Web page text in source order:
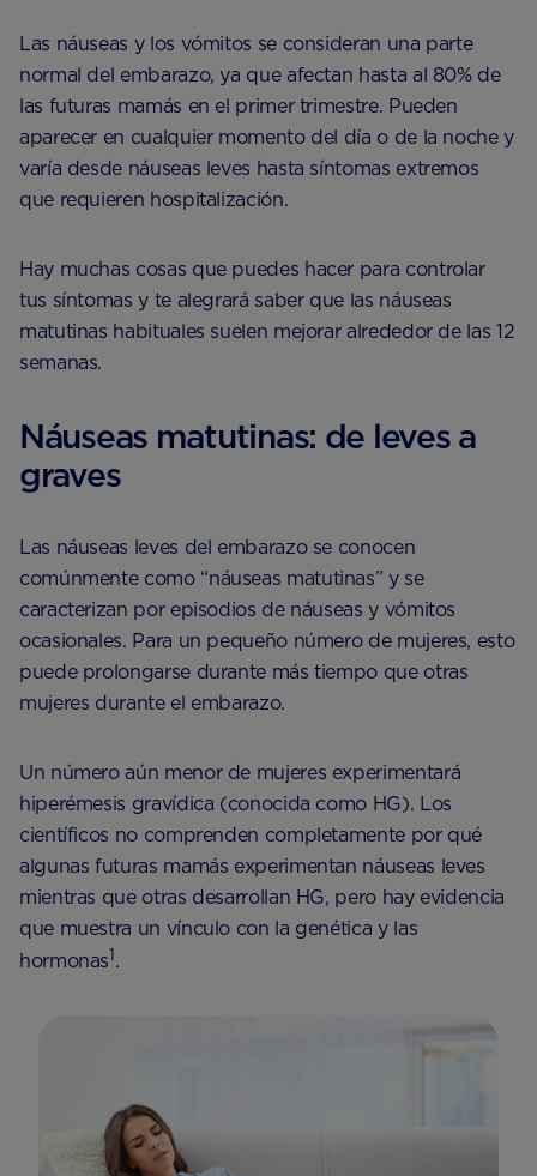
Las náuseas y los vómitos se consideran una parte
normal del embarazo, ya que afectan hasta al 80% de
las futuras mamás en el primer trimestre. Pueden
aparecer en cualquier momento del día o de la noche y
varía desde náuseas leves hasta síntomas extremos
que requieren hospitalización.
Hay muchas cosas que puedes hacer para controlar
tus síntomas y te alegrará saber que las náuseas
matutinas habituales suelen mejorar alrededor de las 12
semanas.
Náuseas matutinas: de leves a
graves
Las náuseas leves del embarazo se conocen
comúnmente como “náuseas matutinas” y se
caracterizan por episodios de náuseas y vómitos
ocasionales. Para un pequeño número de mujeres, esto
puede prolongarse durante más tiempo que otras
mujeres durante el embarazo.
Un número aún menor de mujeres experimentará
hiperémesis gravídica (conocida como HG). Los
científicos no comprenden completamente por qué
algunas futuras mamás experimentan náuseas leves
mientras que otras desarrollan HG, pero hay evidencia
que muestra un vínculo con la genética y las
hormonas1.